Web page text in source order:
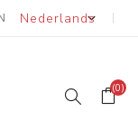
(0)